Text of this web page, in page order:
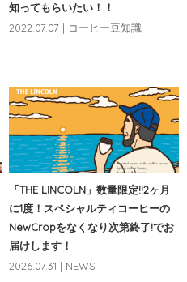
知ってもらいたい！！
2022.07.07 | コーヒー豆知識
「THE LINCOLN」数量限定!!2ヶ月
に1度！スペシャルティコーヒーの
NewCropをなくなり次第終了!でお
届けします！
2026.07.31 | NEWS